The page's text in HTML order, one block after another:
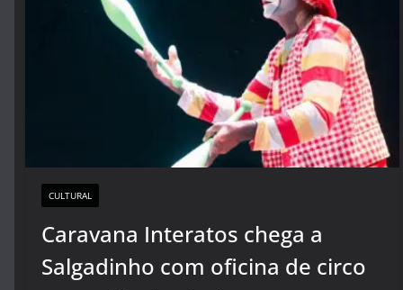
CULTURAL
Caravana Interatos chega a
Salgadinho com oficina de circo